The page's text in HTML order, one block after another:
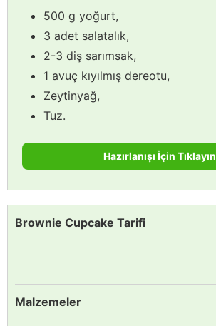
500 g yoğurt,
3 adet salatalık,
2-3 diş sarımsak,
1 avuç kıyılmış dereotu,
Zeytinyağ,
Tuz.
Hazırlanışı İçin Tıklayın
Brownie Cupcake Tarifi
Malzemeler